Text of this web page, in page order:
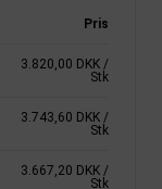
Pris
3.820,00 DKK /
Stk
3.743,60 DKK /
Stk
3.667,20 DKK /
Stk